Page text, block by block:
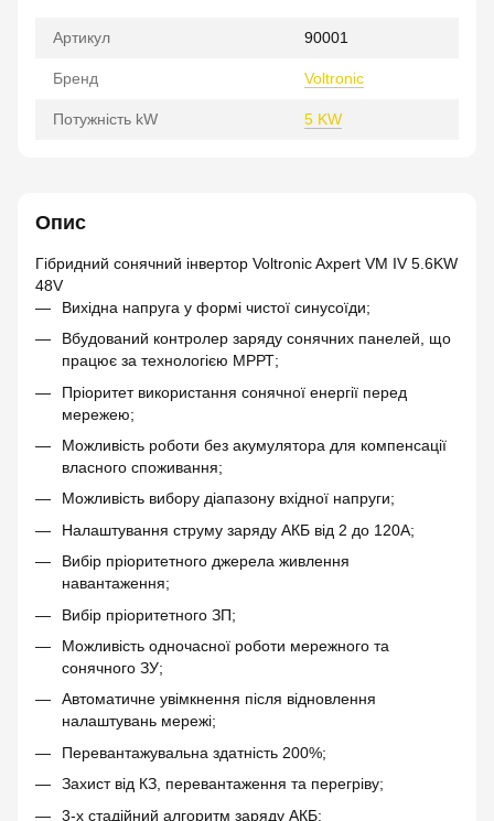
Артикул 90001
Бренд Voltronic
Потужність kW 5 KW
Опис
Гібридний сонячний інвертор Voltronic Axpert VM IV 5.6KW
48V
Вихідна напруга у формі чистої синусоїди;
Вбудований контролер заряду сонячних панелей, що
працює за технологією МРРТ;
Пріоритет використання сонячної енергії перед
мережею;
Можливість роботи без акумулятора для компенсації
власного споживання;
Можливість вибору діапазону вхідної напруги;
Налаштування струму заряду АКБ від 2 до 120А;
Вибір пріоритетного джерела живлення
навантаження;
Вибір пріоритетного ЗП;
Можливість одночасної роботи мережного та
сонячного ЗУ;
Автоматичне увімкнення після відновлення
налаштувань мережі;
Перевантажувальна здатність 200%;
Захист від КЗ, перевантаження та перегріву;
3-х стадійний алгоритм заряду АКБ;